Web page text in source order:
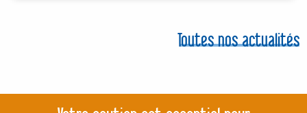
Toutes nos actualités